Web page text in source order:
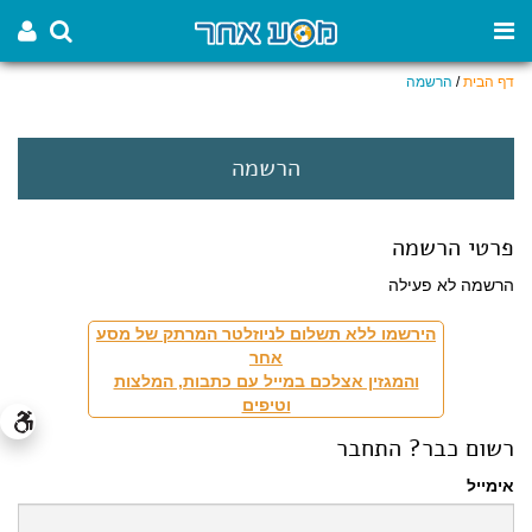
דף הבית/ הרשמה
הרשמה
פרטי הרשמה
הרשמה לא פעילה
הירשמו ללא תשלום לניוזלטר המרתק של מסע
אחר
והמגזין אצלכם במייל עם כתבות, המלצות
וטיפים
רשום כבר? התחבר
אימייל